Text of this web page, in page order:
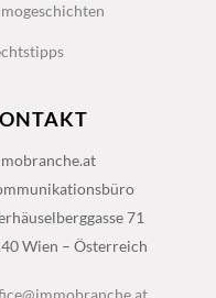
71
Wien – Österreich